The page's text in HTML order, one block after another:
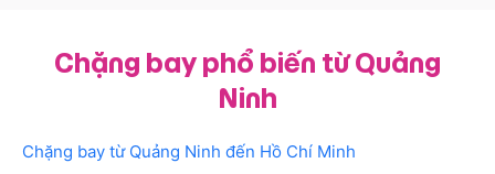
Chặng bay phổ biến từ Quảng
Ninh
Chặng bay từ Quảng Ninh đến Hồ Chí Minh